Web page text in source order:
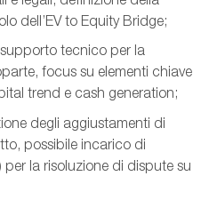
dell’EV to Equity Bridge;
tecnico per la
focus su elementi chiave
trend e cash generation;
degli aggiustamenti di
possibile incarico di
la risoluzione di dispute su